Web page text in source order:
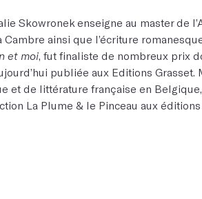
Skowronek enseigne au master de
Cambre ainsi que l’écriture
et moi, fut finaliste de nombreux prix
publiée aux Editions
et de littérature française en
La Plume & le Pinceau aux